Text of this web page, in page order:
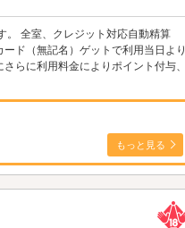
。 全室、クレジット対応自動精算
ド（無記名）ゲットで利用当日より
らに利用料金によりポイント付与、
もっと見る